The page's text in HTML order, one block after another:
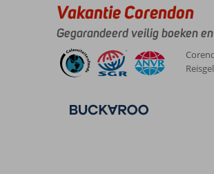
Vakantie Corendon
Gegarandeerd veilig boeken